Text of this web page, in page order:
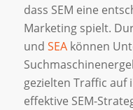
dass SEM eine
Marketing spielt.
und SEAkönnen
gezielten Traffic auf
effektive SEM-